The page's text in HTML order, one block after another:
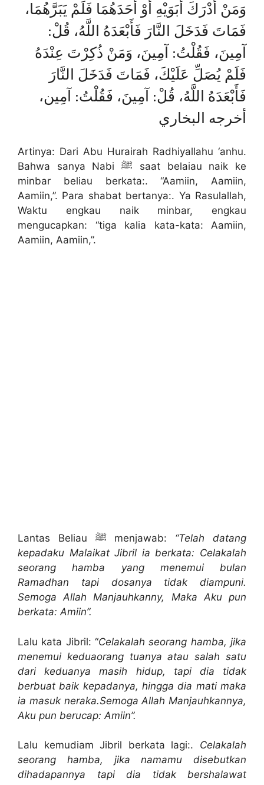
وَمَنْ أَدْرَكَ أَبَوَيْهِ أَوْ أَحَدَهُمَا فَلَمْ يَبَرَّهُمَا،
فَمَاتَ فَدَخَلَ النَّارَ فَأَبْعَدَهُ اللَّهُ، قُلْ:
آمِينَ، فَقُلْتُ: آمِينَ، وَمَنْ ذُكِرْتَ عِنْدَهُ
فَلَمْ يُصَلِّ عَلَيْكَ، فَمَاتَ فَدَخَلَ النَّارَ
فَأَبْعَدَهُ اللَّهُ، قُلْ: آمِينَ، فَقُلْتُ: آمِين،
أخرجه البخاري
Artinya: Dari Abu Hurairah Radhiyallahu ‘anhu.
Bahwa sanya Nabi ﷺ saat belaiau naik ke
minbar beliau berkata:. “Aamiin, Aamiin,
Aamiin,”. Para shabat bertanya:. Ya Rasulallah,
Waktu engkau naik minbar, engkau
mengucapkan: “tiga kalia kata-kata: Aamiin,
Aamiin, Aamiin,”.
Lantas Beliau ﷺ menjawab: “Telah datang
kepadaku Malaikat Jibril ia berkata: Celakalah
seorang hamba yang menemui bulan
Ramadhan tapi dosanya tidak diampuni.
Semoga Allah Manjauhkanny, Maka Aku pun
berkata: Amiin”.
Lalu kata Jibril: “Celakalah seorang hamba, jika
menemui keduaorang tuanya atau salah satu
dari keduanya masih hidup, tapi dia tidak
berbuat baik kepadanya, hingga dia mati maka
ia masuk neraka.Semoga Allah Manjauhkannya,
Aku pun berucap: Amiin”.
Lalu kemudiam Jibril berkata lagi:. Celakalah
seorang hamba, jika namamu disebutkan
dihadapannya tapi dia tidak bershalawat